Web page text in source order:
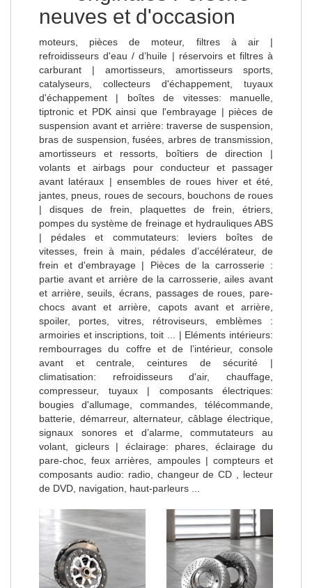
neuves et d'occasion
moteurs, pièces de moteur, filtres à air |
refroidisseurs d'eau / d’huile | réservoirs et filtres à
carburant | amortisseurs, amortisseurs sports,
catalyseurs, collecteurs d'échappement, tuyaux
d'échappement | boîtes de vitesses: manuelle,
tiptronic et PDK ainsi que l'embrayage | pièces de
suspension avant et arrière: traverse de suspension,
bras de suspension, fusées, arbres de transmission,
amortisseurs et ressorts, boîtiers de direction |
volants et airbags pour conducteur et passager
avant latéraux | ensembles de roues hiver et été,
jantes, pneus, roues de secours, bouchons de roues
| disques de frein, plaquettes de frein, étriers,
pompes du système de freinage et hydrauliques ABS
| pédales et commutateurs: leviers boîtes de
vitesses, frein à main, pédales d’accélérateur, de
frein et d'embrayage | Pièces de la carrosserie :
partie avant et arrière de la carrosserie, ailes avant
et arrière, seuils, écrans, passages de roues, pare-
chocs avant et arrière, capots avant et arrière,
spoiler, portes, vitres, rétroviseurs, emblèmes :
armoiries et inscriptions, toit ... | Eléments intérieurs:
rembourrages du coffre et de l’intérieur, console
avant et centrale, ceintures de sécurité |
climatisation: refroidisseurs d'air, chauffage,
compresseur, tuyaux | composants électriques:
bougies d'allumage, commandes, télécommande,
batterie, démarreur, alternateur, câblage électrique,
signaux sonores et d’alarme, commutateurs au
volant, gicleurs | éclairage: phares, éclairage du
pare-choc, feux arrières, ampoules | compteurs et
composants audio: radio, changeur de CD , lecteur
de DVD, navigation, haut-parleurs ...